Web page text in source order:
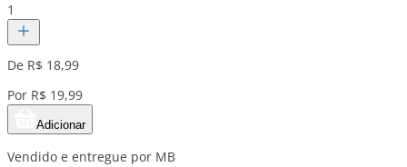
1
De R$ 18,99
Por R$ 19,99
Adicionar
Vendido e entregue por MB